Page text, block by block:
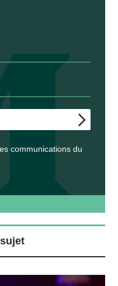
communications du